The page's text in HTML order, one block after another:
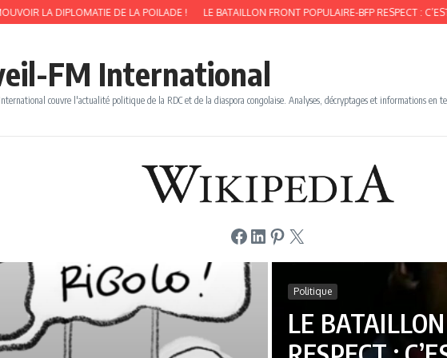
DIPLOMATIE DE LA POILADE ! LE BATAILLON FRONT POPULAIRE-BFP RESPECT : C’EST LA
FM International
couvre l'actualité politique de la RDC et de la diaspora congolaise. Analyses, décryptages et informations en
Facebook
LinkedIn
Pinterest
X
Politique
LE